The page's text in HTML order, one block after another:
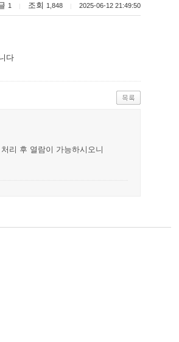
1 조회 1,848 2025-06-12 21:49:50
다
리 후 열람이 가능하시오니